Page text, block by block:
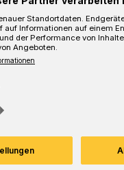
Standortdaten.
auf Informationen auf einem
der Performance von
Angeboten.